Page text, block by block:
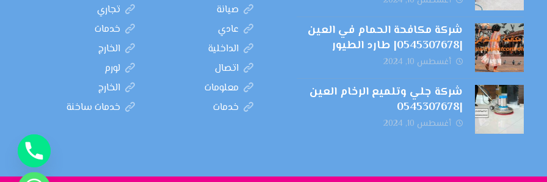
شركة مكافحة الحمام في العين
|0545307678| طارد الطيور
أغسطس 10, 2024
شركة جلي وتلميع الرخام العين
|0545307678
أغسطس 10, 2024
صيانة
تجاري
عادي
خدمات
الداخلية
الخارج
اتصال
لورم
معلومات
الخارج
خدمات
خدمات ساخنة